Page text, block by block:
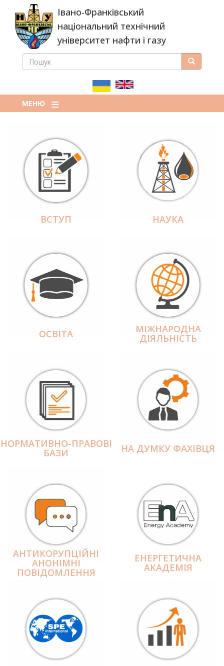
основного
вмісту
Івано-Франківський
національний технічний
університет нафти і газу
ПОШУКОВА
ПОШУК Пошук
МЕНЮ
ВСТУП НАУКА
ОСВІТА МІЖНАРОДНА
ДІЯЛЬНІCТЬ
НОРМАТИВНО-ПРАВОВІ
БАЗИ НА ДУМКУ ФАХІВЦЯ
АНТИКОРУПЦІЙНІ
АНОНІМНІ
ПОВІДОМЛЕННЯ
ЕНЕРГЕТИЧНА
АКАДЕМІЯ